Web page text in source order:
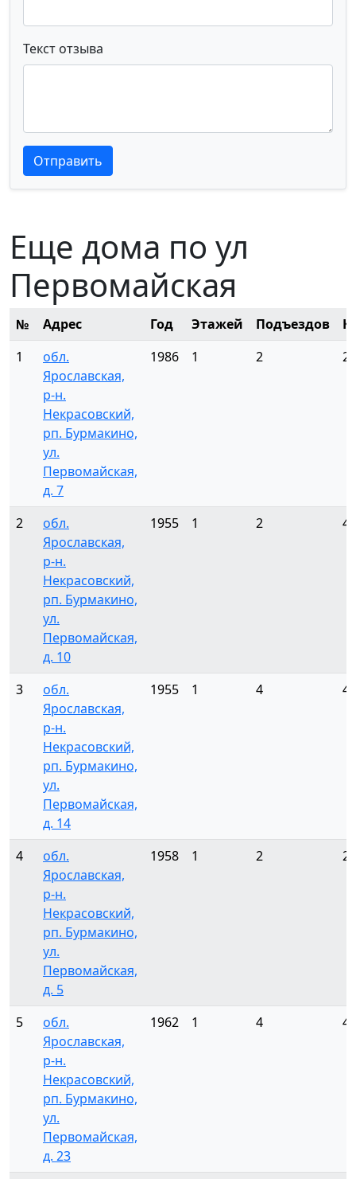
Текст отзыва
Текст отзыва
Текст отзыва
Отправить
Еще дома по ул
Первомайская
№ Адрес Год Этажей Подъездов
1
обл.
Ярославская,
р-н.
Некрасовский,
рп. Бурмакино,
ул.
Первомайская,
д. 7
1986 1 2 2
2
обл.
Ярославская,
р-н.
Некрасовский,
рп. Бурмакино,
ул.
Первомайская,
д. 10
1955 1 2 4
3
обл.
Ярославская,
р-н.
Некрасовский,
рп. Бурмакино,
ул.
Первомайская,
д. 14
1955 1 4 4
4
обл.
Ярославская,
р-н.
Некрасовский,
рп. Бурмакино,
ул.
Первомайская,
д. 5
1958 1 2 2
5
обл.
Ярославская,
р-н.
Некрасовский,
рп. Бурмакино,
ул.
Первомайская,
д. 23
1962 1 4 4